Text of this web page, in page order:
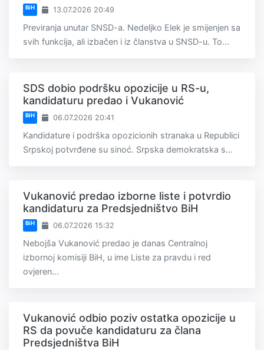
BiH 13.07.2026 20:49
Previranja unutar SNSD-a. Nedeljko Elek je smijenjen sa
svih funkcija, ali izbačen i iz članstva u SNSD-u. To...
SDS dobio podršku opozicije u RS-u,
kandidaturu predao i Vukanović
BiH 06.07.2026 20:41
Kandidature i podrška opozicionih stranaka u Republici
Srpskoj potvrđene su sinoć. Srpska demokratska s...
Vukanović predao izborne liste i potvrdio
kandidaturu za Predsjedništvo BiH
BiH 06.07.2026 15:32
Nebojša Vukanović predao je danas Centralnoj
izbornoj komisiji BiH, u ime Liste za pravdu i red
ovjeren...
Vukanović odbio poziv ostatka opozicije u
RS da povuče kandidaturu za člana
Predsjedništva BiH